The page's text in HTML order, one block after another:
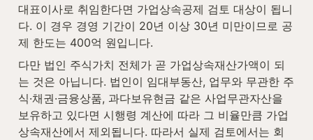
대표이사로 취임한다면 가업상속공제 검토 대상이 됩니
다. 이 경우 경영 기간이 20년 이상 30년 미만이므로 공
제 한도는 400억 원입니다.
다만 법인 주식가치 전체가 곧 가업상속재산가액이 되
는 것은 아닙니다. 법인이 임대부동산, 업무와 무관한 주
식·채권·금융상품, 과다보유현금 같은 사업무관자산을
보유하고 있다면 시행령 계산에 따라 그 비율만큼 가업
상속재산에서 제외됩니다. 따라서 실제 검토에서는 회